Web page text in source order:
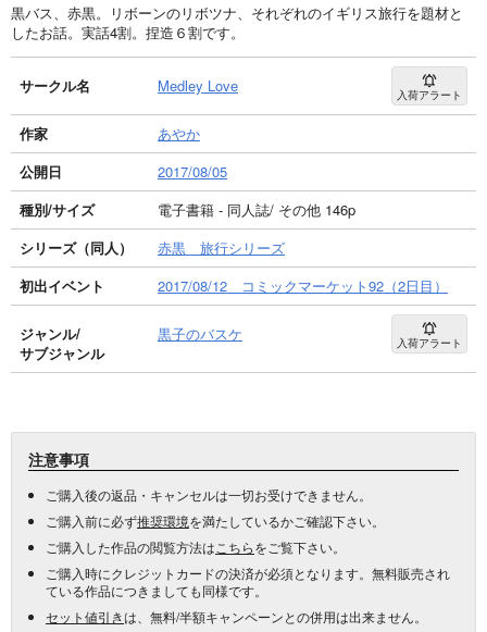
黒バス、赤黒。リボーンのリボツナ、それぞれのイギリス旅行を題材と
したお話。実話4割。捏造６割です。
サークル名 Medley Love 入荷アラート
作家
あやか
公開日
2017/08/05
種別/サイズ
電子書籍 - 同人誌/ その他 146p
シリーズ（同人）
赤黒 旅行シリーズ
初出イベント
2017/08/12 コミックマーケット92（2日目）
ジャンル/
サブジャンル
黒子のバスケ 入荷アラート
注意事項
ご購入後の返品・キャンセルは一切お受けできません。
ご購入前に必ず推奨環境を満たしているかご確認下さい。
ご購入した作品の閲覧方法は こちらをご覧下さい。
ご購入時にクレジットカードの決済が必須となります。無料販売され
ている作品につきましても同様です。
セット値引きは、無料/半額キャンペーンとの併用は出来ません。